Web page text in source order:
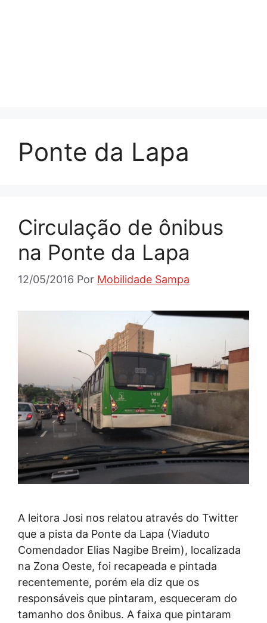
Ponte da Lapa
Circulação de ônibus
na Ponte da Lapa
12/05/2016 Por Mobilidade Sampa
A leitora Josi nos relatou através do Twitter
que a pista da Ponte da Lapa (Viaduto
Comendador Elias Nagibe Breim), localizada
na Zona Oeste, foi recapeada e pintada
recentemente, porém ela diz que os
responsáveis que pintaram, esqueceram do
tamanho dos ônibus. A faixa que pintaram